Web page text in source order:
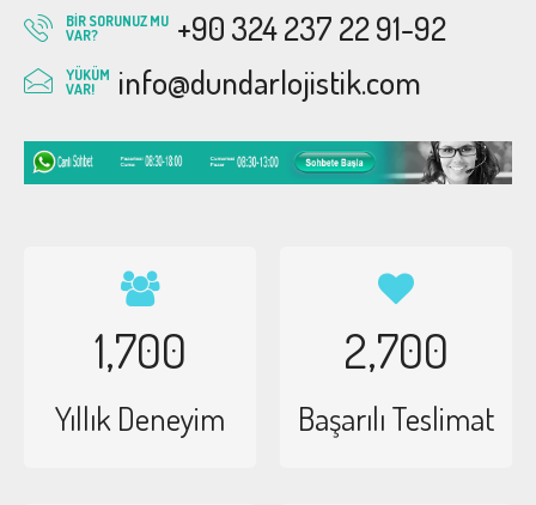
BIR SORUNUZ MU
VAR?
+90 324 237 22 91-92
YÜKÜM
VAR!
info@dundarlojistik.com
1,700
Yıllık Deneyim
2,700
Başarılı Teslimat